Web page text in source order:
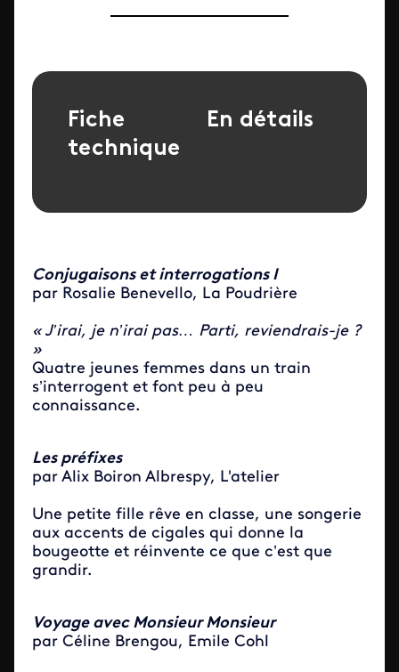
Fiche
technique
En détails
Conjugaisons et interrogations I
par Rosalie Benevello, La Poudrière
« J’irai, je n’irai pas… Parti, reviendrais-je ?
»
Quatre jeunes femmes dans un train
s’interrogent et font peu à peu
connaissance.
Les préfixes
par Alix Boiron Albrespy, L'atelier
Une petite fille rêve en classe, une songerie
aux accents de cigales qui donne la
bougeotte et réinvente ce que c’est que
grandir.
Voyage avec Monsieur Monsieur
par Céline Brengou, Emile Cohl